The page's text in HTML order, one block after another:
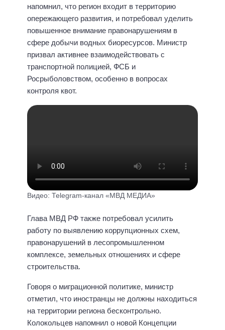
напомнил, что регион входит в территорию
опережающего развития, и потребовал уделить
повышенное внимание правонарушениям в
сфере добычи водных биоресурсов. Министр
призвал активнее взаимодействовать с
транспортной полицией, ФСБ и
Росрыболовством, особенно в вопросах
контроля квот.
Видео: Telegram-канал «МВД МЕДИА»
Глава МВД РФ также потребовал усилить
работу по выявлению коррупционных схем,
правонарушений в лесопромышленном
комплексе, земельных отношениях и сфере
строительства.
Говоря о миграционной политике, министр
отметил, что иностранцы не должны находиться
на территории региона бесконтрольно.
Колокольцев напомнил о новой Концепции